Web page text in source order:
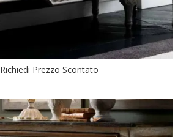
Richiedi Prezzo Scontato